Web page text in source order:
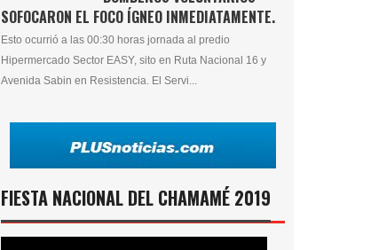
SOFOCARON EL FOCO ÍGNEO INMEDIATAMENTE.
Esto ocurrió a las 00:30 horas jornada al predio
Hipermercado Sector EASY, sito en Ruta Nacional 16 y
Avenida Sabin en Resistencia. El Servi...
FIESTA NACIONAL DEL CHAMAMÉ 2019